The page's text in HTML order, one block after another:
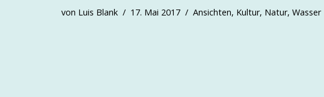
von Luis Blank 17. Mai 2017 Ansichten, Kultur, Natur, Wasser